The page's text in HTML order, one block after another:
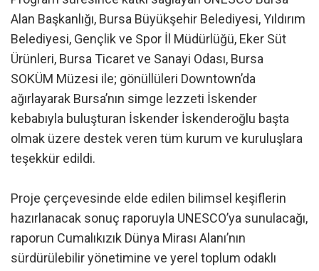
Alan Başkanlığı, Bursa Büyükşehir Belediyesi, Yıldırım
Belediyesi, Gençlik ve Spor İl Müdürlüğü, Eker Süt
Ürünleri, Bursa Ticaret ve Sanayi Odası, Bursa
SOKÜM Müzesi ile; gönüllüleri Downtown’da
ağırlayarak Bursa’nın simge lezzeti İskender
kebabıyla buluşturan İskender İskenderoğlu başta
olmak üzere destek veren tüm kurum ve kuruluşlara
teşekkür edildi.
Proje çerçevesinde elde edilen bilimsel keşiflerin
hazırlanacak sonuç raporuyla UNESCO’ya sunulacağı,
raporun Cumalıkızık Dünya Mirası Alanı’nın
sürdürülebilir yönetimine ve yerel toplum odaklı